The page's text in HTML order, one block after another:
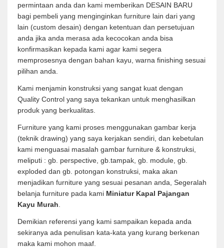
permintaan anda dan kami memberikan DESAIN BARU
bagi pembeli yang menginginkan furniture lain dari yang
lain (custom desain) dengan ketentuan dan persetujuan
anda jika anda merasa ada kecocokan anda bisa
konfirmasikan kepada kami agar kami segera
memprosesnya dengan bahan kayu, warna finishing sesuai
pilihan anda.
Kami menjamin konstruksi yang sangat kuat dengan
Quality Control yang saya tekankan untuk menghasilkan
produk yang berkualitas.
Furniture yang kami proses menggunakan gambar kerja
(teknik drawing) yang saya kerjakan sendiri, dan kebetulan
kami menguasai masalah gambar furniture & konstruksi,
meliputi : gb. perspective, gb.tampak, gb. module, gb.
exploded dan gb. potongan konstruksi, maka akan
menjadikan furniture yang sesuai pesanan anda, Segeralah
belanja furniture pada kami Miniatur Kapal Pajangan
Kayu Murah
Demikian referensi yang kami sampaikan kepada anda
sekiranya ada penulisan kata-kata yang kurang berkenan
maka kami mohon maaf.